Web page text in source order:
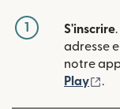
1 S'inscrire
adresse
notre
Play
.